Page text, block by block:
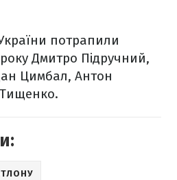
потрапили
року Дмитро Підручний,
Цимбал, Антон